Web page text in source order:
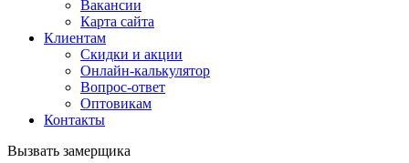
Вакансии
Карта сайта
Клиентам
Скидки и акции
Онлайн-калькулятор
Вопрос-ответ
Оптовикам
Контакты
Вызвать замерщика